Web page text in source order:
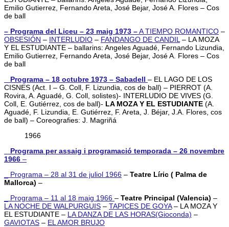
Emilio Gutierrez, Fernando Areta, José Bejar, José A. Flores – Cos
de ball
– Programa del Liceu – 23 maig 1973 –A TIEMPO ROMANTICO –
OBSESIÓN – INTERLUDIO – FANDANGO DE CANDIL – LA MOZA
Y EL ESTUDIANTE – ballarins: Angeles Aguadé, Fernando Lizundia,
Emilio Gutierrez, Fernando Areta, José Bejar, José A. Flores – Cos
de ball
_ Programa – 18 octubre 1973 – Sabadell – EL LAGO DE LOS
CISNES (Act. I – G. Coll, F. Lizundia, cos de ball) – PIERROT (A.
Rovira, A. Aguadé, G. Coll, solistes)- INTERLUDIO DE VIVES (G.
Coll, E. Gutiérrez, cos de ball)- LA MOZA Y EL ESTUDIANTE (A.
Aguadé, F. Lizundia, E. Gutiérrez, F. Areta, J. Béjar, J.A. Flores, cos
de ball) – Coreografies: J. Magriñá
1966
_ Programa per assaig i programació temporada – 26 novembre
1966 –
_ Programa – 28 al 31 de juliol 1966 – Teatre Líric ( Palma de
Mallorca) –
_ Programa – 11 al 18 maig 1966 – Teatre Principal (Valencia) –
LA NOCHE DE WALPURGUIS – TAPICES DE GOYA– LA MOZA Y
EL ESTUDIANTE – LA DANZA DE LAS HORAS(Gioconda) –
GAVIOTAS – EL AMOR BRUJO